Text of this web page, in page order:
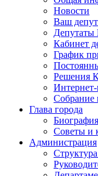
Новости
Ваш
Депутаты
Кабинет
График
Решения
Собрание
Глава города
Биография
Советы и
Администрация